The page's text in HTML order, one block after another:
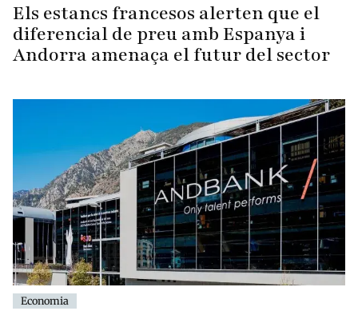
Els estancs francesos alerten que el
diferencial de preu amb Espanya i
Andorra amenaça el futur del sector
Economia